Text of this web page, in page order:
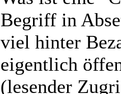
Begriff in
viel hinter
eigentlich
(lesender